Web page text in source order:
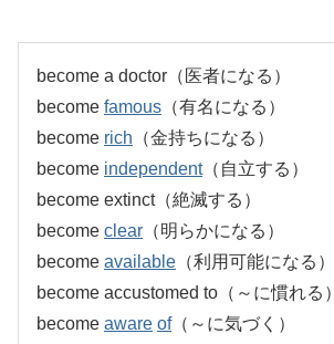
become a doctor（医者になる）
become famous （有名になる）
become rich （金持ちになる）
become independent（自立する）
become extinct（絶滅する）
become clear （明らかになる）
become available （利用可能になる）
become accustomed to（～に慣れる）
become aware of（～に気づく）